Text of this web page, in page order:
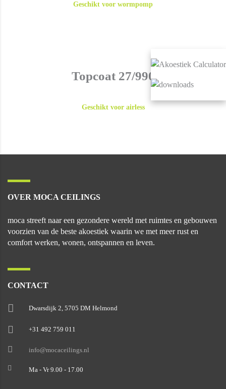
Geschikt voor wormpomp
Topcoat 27/990
Geschikt voor airless
OVER MOCA CEILINGS
moca streeft naar een gezondere wereld met ruimtes en gebouwen
voorzien van de beste akoestiek waarin we met meer rust en
comfort werken, wonen, ontspannen en leven.
CONTACT
Dwarsdijk 2, 5705 DM Helmond
+31 492 759 011
info@mocaceilings.nl
Ma - Vr 9.00 - 17.00